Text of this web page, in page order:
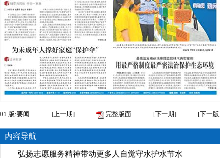
01 版:要闻 [上一期] 完整版面 [下一期] [下一版
内容导航
弘扬志愿服务精神带动更多人自觉守水护水节水